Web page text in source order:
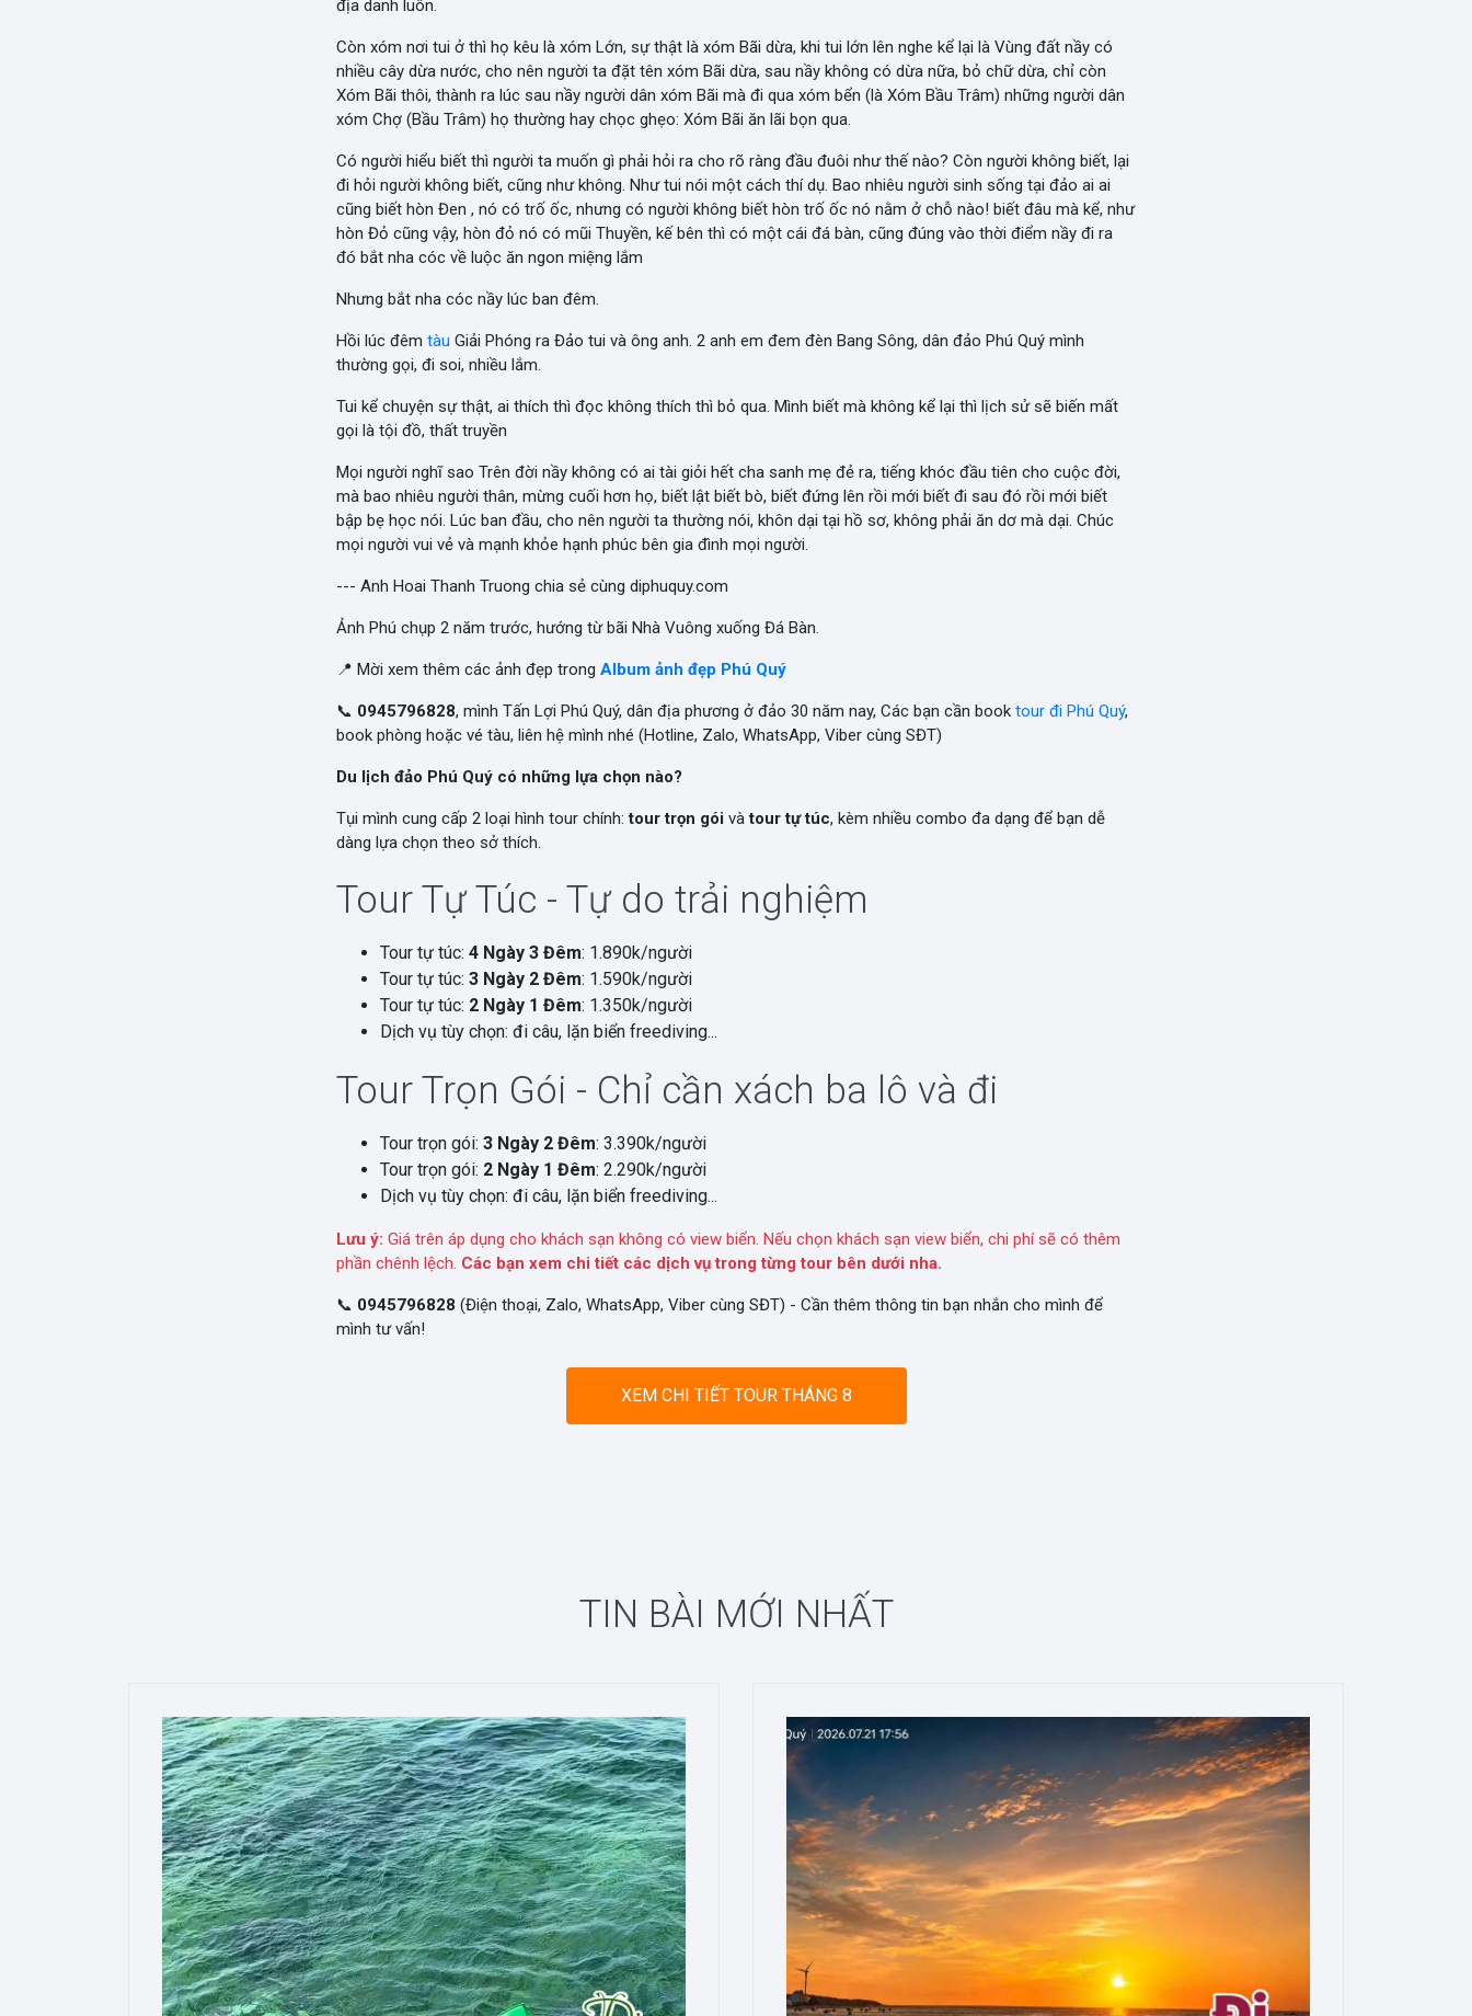
địa danh luôn.
Còn xóm nơi tui ở thì họ kêu là xóm Lớn, sự thật là xóm Bãi dừa, khi tui lớn lên nghe kể lại là Vùng đất nầy có
nhiều cây dừa nước, cho nên người ta đặt tên xóm Bãi dừa, sau nầy không có dừa nữa, bỏ chữ dừa, chỉ còn
Xóm Bãi thôi, thành ra lúc sau nầy người dân xóm Bãi mà đi qua xóm bển (là Xóm Bầu Trâm) những người dân
xóm Chợ (Bầu Trâm) họ thường hay chọc ghẹo: Xóm Bãi ăn lãi bọn qua.
Có người hiểu biết thì người ta muốn gì phải hỏi ra cho rõ ràng đầu đuôi như thế nào? Còn người không biết, lại
đi hỏi người không biết, cũng như không. Như tui nói một cách thí dụ. Bao nhiêu người sinh sống tại đảo ai ai
cũng biết hòn Đen , nó có trố ốc, nhưng có người không biết hòn trố ốc nó nằm ở chỗ nào! biết đâu mà kể, như
hòn Đỏ cũng vậy, hòn đỏ nó có mũi Thuyền, kế bên thì có một cái đá bàn, cũng đúng vào thời điểm nầy đi ra
đó bắt nha cóc về luộc ăn ngon miệng lắm
Nhưng bắt nha cóc nầy lúc ban đêm.
Hồi lúc đêm tàu Giải Phóng ra Đảo tui và ông anh. 2 anh em đem đèn Bang Sông, dân đảo Phú Quý mình
thường gọi, đi soi, nhiều lắm.
Tui kể chuyện sự thật, ai thích thì đọc không thích thì bỏ qua. Mình biết mà không kể lại thì lịch sử sẽ biến mất
gọi là tội đồ, thất truyền
Mọi người nghĩ sao Trên đời nầy không có ai tài giỏi hết cha sanh mẹ đẻ ra, tiếng khóc đầu tiên cho cuộc đời,
mà bao nhiêu người thân, mừng cuối hơn họ, biết lật biết bò, biết đứng lên rồi mới biết đi sau đó rồi mới biết
bập bẹ học nói. Lúc ban đầu, cho nên người ta thường nói, khôn dại tại hồ sơ, không phải ăn dơ mà dại. Chúc
mọi người vui vẻ và mạnh khỏe hạnh phúc bên gia đình mọi người.
--- Anh Hoai Thanh Truong chia sẻ cùng diphuquy.com
Ảnh Phú chụp 2 năm trước, hướng từ bãi Nhà Vuông xuống Đá Bàn.
📍 Mời xem thêm các ảnh đẹp trong Album ảnh đẹp Phú Quý
📞 0945796828, mình Tấn Lợi Phú Quý, dân địa phương ở đảo 30 năm nay, Các bạn cần book tour đi Phú Quý,
book phòng hoặc vé tàu, liên hệ mình nhé (Hotline, Zalo, WhatsApp, Viber cùng SĐT)
Du lịch đảo Phú Quý có những lựa chọn nào?
Tụi mình cung cấp 2 loại hình tour chính:tour trọn gói vàtour tự túc, kèm nhiều combo đa dạng để bạn dễ
dàng lựa chọn theo sở thích.
Tour Tự Túc - Tự do trải nghiệm
Tour tự túc: 4 Ngày 3 Đêm: 1.890k/người
Tour tự túc: 3 Ngày 2 Đêm: 1.590k/người
Tour tự túc: 2 Ngày 1 Đêm: 1.350k/người
Dịch vụ tùy chọn: đi câu, lặn biển freediving...
Tour Trọn Gói - Chỉ cần xách ba lô và đi
Tour trọn gói: 3 Ngày 2 Đêm: 3.390k/người
Tour trọn gói: 2 Ngày 1 Đêm: 2.290k/người
Dịch vụ tùy chọn: đi câu, lặn biển freediving...
Lưu ý: Giá trên áp dụng cho khách sạn không có view biển. Nếu chọn khách sạn view biển, chi phí sẽ có thêm
phần chênh lệch. Các bạn xem chi tiết các dịch vụ trong từng tour bên dưới nha.
📞 0945796828 (Điện thoại, Zalo, WhatsApp, Viber cùng SĐT) - Cần thêm thông tin bạn nhắn cho mình để
mình tư vấn!
XEM CHI TIẾT TOUR THÁNG 8
TIN BÀI MỚI NHẤT